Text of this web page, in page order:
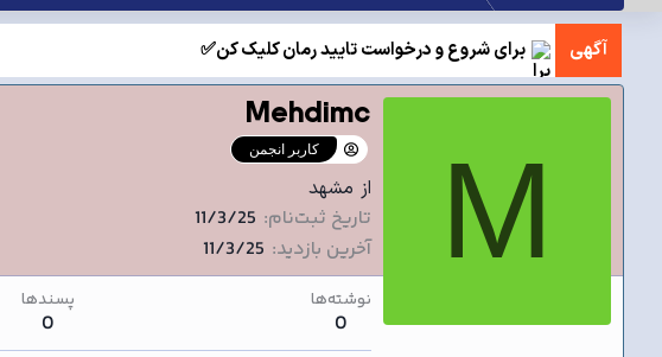
آگهی برای شروع و درخواست تایید رمان کلیک کن✅
M
Mehdimc
کاربر انجمن
از مشهد
تاریخ ثبت‌نام 11/3/25
آخرین بازدید 11/3/25
نوشته‌ها
0
پسندها
0